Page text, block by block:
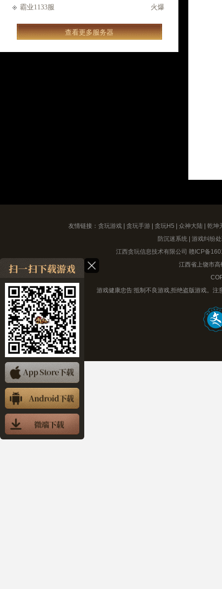
霸业1133服 火爆
查看更多服务器
友情链接： 贪玩游戏 贪玩手游 贪玩H5 众神大陆
乾坤
防沉迷系统| 游戏纠纷
江西贪玩信息技术有限公司 赣ICP备
江西省上饶市
游戏健康忠告:抵制不良游戏,拒绝盗版游戏。